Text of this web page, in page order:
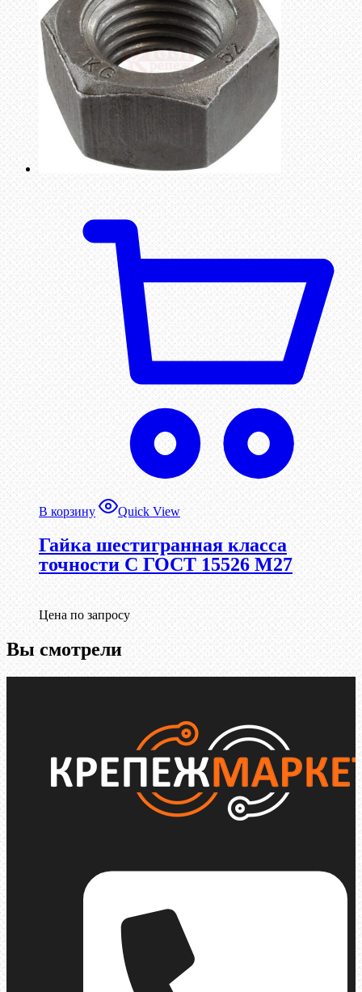
В корзину Quick View
Гайка шестигранная класса
точности С ГОСТ 15526 М27
Цена по запросу
Вы смотрели